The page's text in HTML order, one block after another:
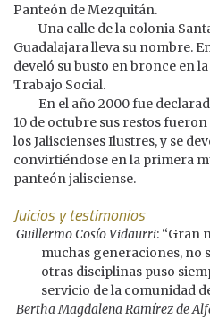
Panteón de Mezquitán.
Una calle de la colonia
Guadalajara lleva su nombre.
develó su busto en bronce en
Trabajo Social.
En el año 2000 fue
10 de octubre sus restos
los Jaliscienses Ilustres, y se
convirtiéndose en la primera
panteón jalisciense.
Juicios y testimonios
Guillermo Cosío Vidaurri: “Gran
muchas generaciones, no
otras disciplinas puso
servicio de la comunidad
Bertha Magdalena Ramírez de